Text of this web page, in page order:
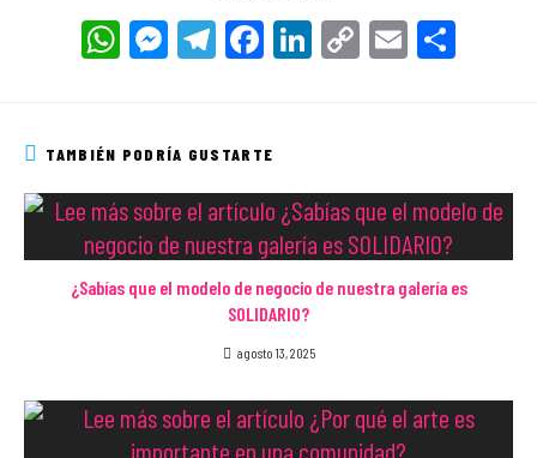
W
Ap
p
Me
ge
r
Tel
m
Fa
ok
Li
Co
E
r
TAMBIÉN PODRÍA GUSTARTE
¿Sabías que el modelo de negocio de nuestra galería es
SOLIDARIO?
agosto 13, 2025